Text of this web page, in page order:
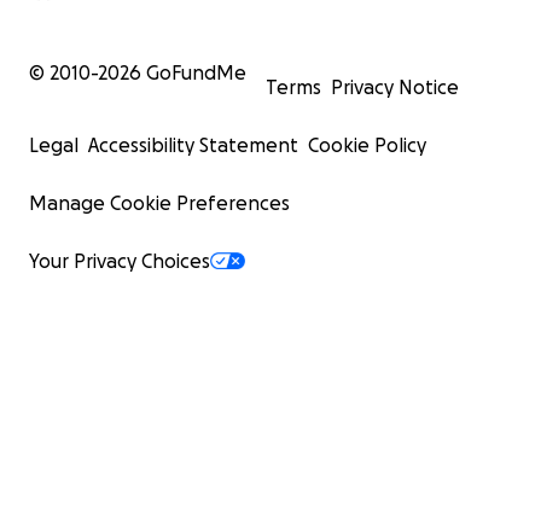
© 2010-2026 GoFundMe
Terms Privacy Notice
Legal Accessibility Statement Cookie Policy
Manage Cookie Preferences
Your Privacy Choices